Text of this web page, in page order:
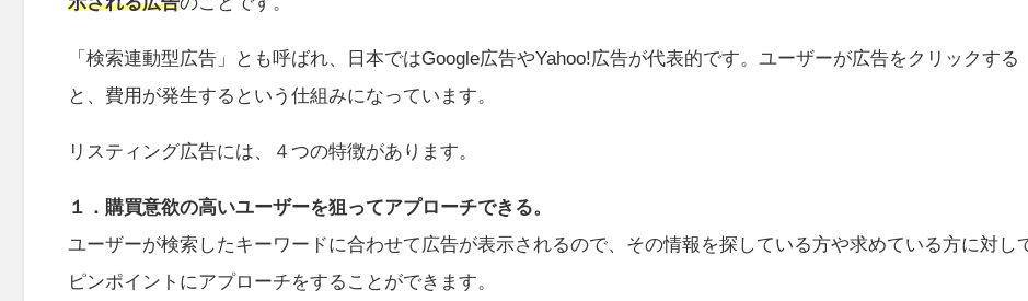
「検索連動型広告」とも呼ばれ、日本ではGoogle広告やYahoo!広告が代表的です。ユーザーが広告をクリックする
と、費用が発生するという仕組みになっています。
リスティング広告には、４つの特徴があります。
１．購買意欲の高いユーザーを狙ってアプローチできる。
ユーザーが検索したキーワードに合わせて広告が表示されるので、その情報を探している方や求めている方に対し
ピンポイントにアプローチをすることができます。